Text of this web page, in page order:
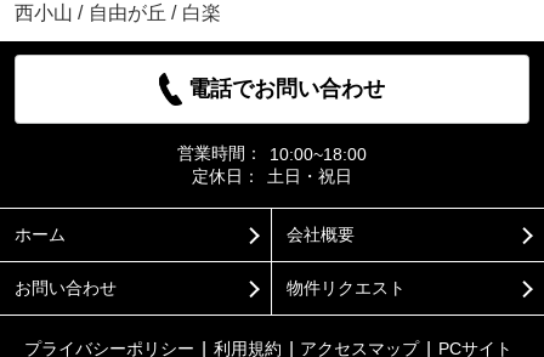
西小山 / 自由が丘 / 白楽
電話でお問い合わせ
営業時間：
10:00~18:00
定休日：
土日・祝日
ホーム 会社概要
お問い合わせ 物件リクエスト
プライバシーポリシー 利用規約 アクセスマップ PCサイト